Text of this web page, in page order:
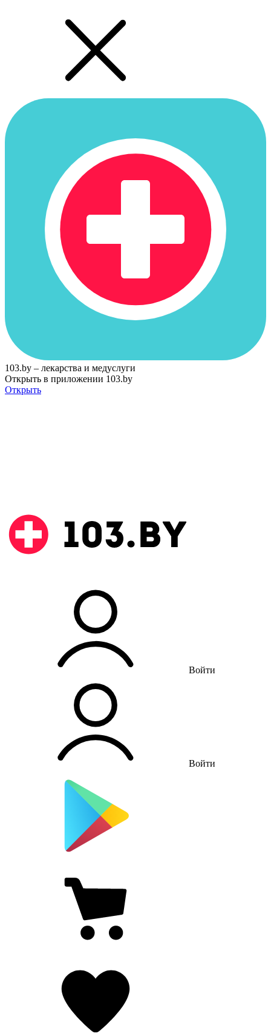
103.by – лекарства и медуслуги
Открыть в приложении 103.by
Открыть
Войти
Войти